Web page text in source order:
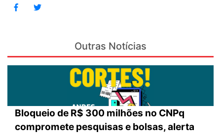
Outras Notícias
Bloqueio de R$ 300 milhões no CNPq
compromete pesquisas e bolsas, alerta